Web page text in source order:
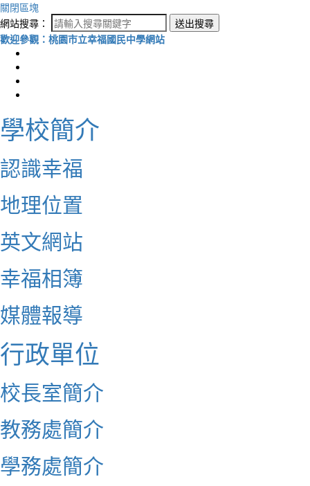
關閉區塊
網站搜尋：
送出搜尋
歡迎參觀：桃園市立幸福國民中學網站
學校簡介
認識幸福
地理位置
英文網站
幸福相簿
媒體報導
行政單位
校長室簡介
教務處簡介
學務處簡介